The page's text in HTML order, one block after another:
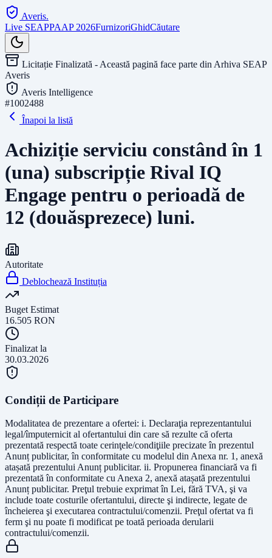
Averis.
Live SEAPPAAP 2026FurnizoriGhidCăutare
Licitație Finalizată - Această pagină face parte din Arhiva SEAP
Averis
Averis Intelligence
#1002488
Înapoi la listă
Achiziție serviciu constând în 1
(una) subscripție Rival IQ
Engage pentru o perioadă de
12 (douăsprezece) luni.
Autoritate
Deblochează Instituția
Buget Estimat
16.505 RON
Finalizat la
30.03.2026
Condiții de Participare
Modalitatea de prezentare a ofertei: i. Declaraţia reprezentantului
legal/împuternicit al ofertantului din care să rezulte că oferta
prezentată respectă toate cerinţele/condiţiile precizate în prezentul
Anunț publicitar, în conformitate cu modelul din Anexa nr. 1, anexă
atașată prezentului Anunț publicitar. ii. Propunerea financiară va fi
prezentată în conformitate cu Anexa 2, anexă atașată prezentului
Anunț publicitar. Preţul trebuie exprimat în Lei, fără TVA, şi va
include toate costurile ofertantului, directe şi indirecte, legate de
încheierea şi executarea contractului/comenzii. Preţul ofertat va fi
ferm şi nu poate fi modificat pe toată perioada derularii
contractului/comenzii.